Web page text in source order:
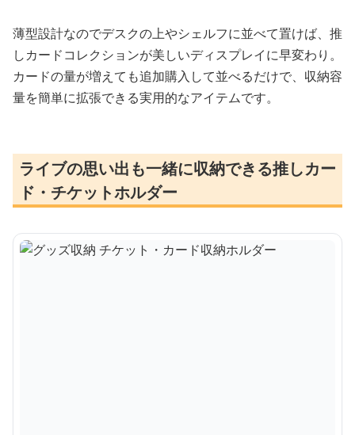
薄型設計なのでデスクの上やシェルフに並べて置けば、推
しカードコレクションが美しいディスプレイに早変わり。
カードの量が増えても追加購入して並べるだけで、収納容
量を簡単に拡張できる実用的なアイテムです。
ライブの思い出も一緒に収納できる推しカー
ド・チケットホルダー